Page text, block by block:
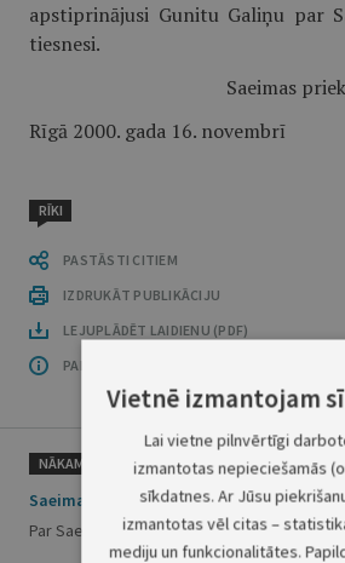
apstiprinājusi Gunitu Galiņu par
tiesnesi.
Saeimas
Rīgā 2000. gada 16. novembrī
RĪKI
PASTĀSTI CITIEM
IZDRUKĀT PUBLIKĀCIJU
LEJUPLĀDĒT LAIDIENU (PDF)
PAR OFICIĀLO IZDEVUMU
NĀKAMAIS
Saeimas Prezidija lēmums
Par Saeimas sēdes sasaukšanu 2000.gada
Vietnē izmantojam
Lai vietne pilnvērtīgi
izmantotas nepieciešamās
sīkdatnes. Ar Jūsu
izmantotas vēl citas –
mediju un funkcionalitātes.